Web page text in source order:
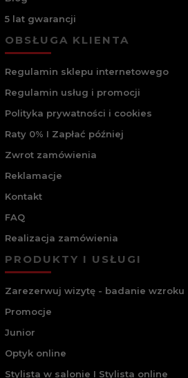
5 lat gwarancji
OBSŁUGA KLIENTA
Regulamin sklepu internetowego
Regulamin usług i promocji
Polityka prywatności i cookies
Raty 0% I Zapłać później
Zwrot zamówienia
Reklamacje
Kontakt
FAQ
Realizacja zamówienia
PRODUKTY I USŁUGI
Zarezerwuj wizytę - badanie wzroku
Promocje
Junior
Optyk online
Stylista w salonie I Stylista online